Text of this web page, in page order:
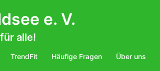
e. V.
alle!
TrendFit Häufige Fragen Über uns